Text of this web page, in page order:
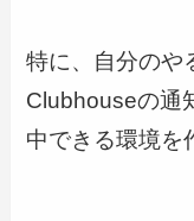
特に、自分のや
Clubhouseの通
中できる環境を